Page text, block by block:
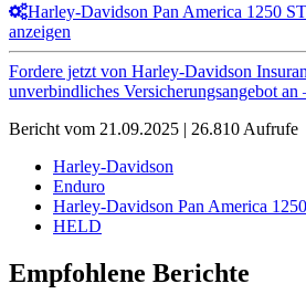
Harley-Davidson Pan America 1250
anzeigen
Fordere jetzt von Harley-Davidson
unverbindliches Versicherungsangebot
Bericht vom 21.09.2025 | 26.810 Aufrufe
Harley-Davidson
Enduro
Harley-Davidson Pan America
HELD
Empfohlene Berichte